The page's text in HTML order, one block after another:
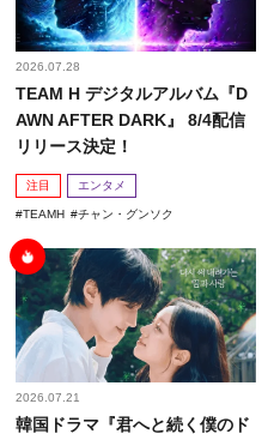
2026.07.28
TEAM H デジタルアルバム『D
AWN AFTER DARK』 8/4配信
リリース決定！
注目 エンタメ
TEAMH チャン・グンソク
2026.07.21
韓国ドラマ『君へと続く僕のド